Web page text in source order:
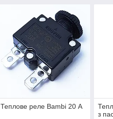
Теплове реле Bambi 20 А
з